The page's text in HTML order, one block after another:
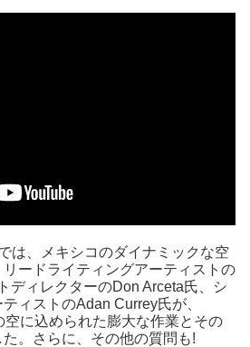
は、メキシコのダイナミックな空
ードライティングアーティストの
ディレクターのDon Arceta氏、シ
ィストのAdan Currey氏が、
空に込められた膨大な作業とその
。さらに、その他の質問も!